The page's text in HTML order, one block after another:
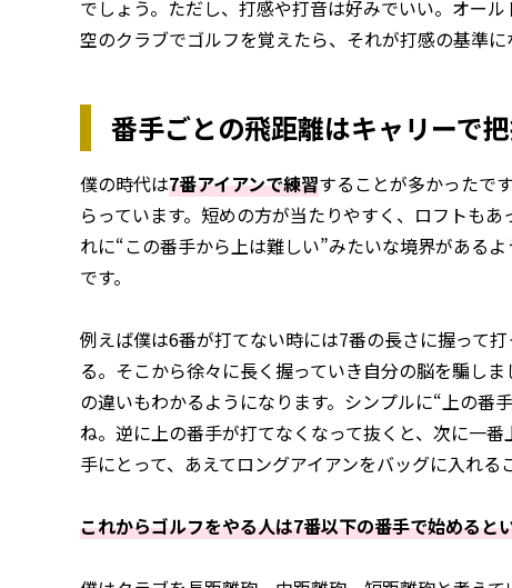
でしょう。ただし、打感や打音は好みでいい。オー
空のクラブでゴルフを覚えたら、それが打感の基準に
番手ごとの飛距離はキャリーで
僕の時代は7番アイアンで練習することが多かったです
らっています。短めの方が当たりやすく、ロフトも
れに“この番手から上は難しい”みたいな境界がある
です。
例えば僕は6番が打てない時には7番の長さに握って
る。そこから徐々に長く握っていき自分の脳を騙し
の違いもわかるようになります。シンプルに“上の番
ね。逆に上の番手が打てなくなって抜くと、次に一
手にとって、あえてロングアイアンをバッグに入れる
これからゴルフをやる人は7番以下の番手で始めると